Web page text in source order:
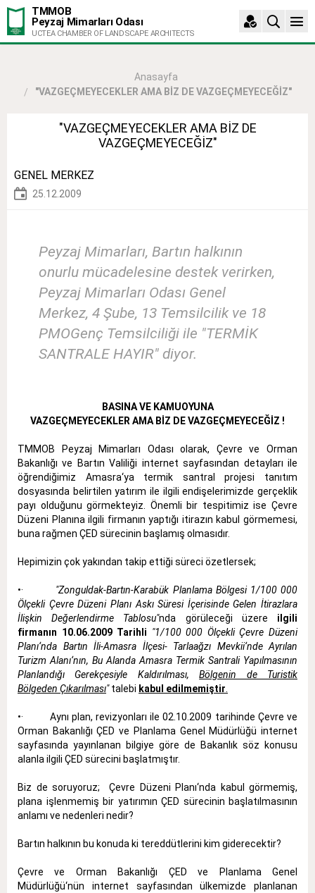
TMMOB
Peyzaj Mimarları Odası
UCTEA CHAMBER OF LANDSCAPE ARCHITECTS
Anasayfa
"VAZGEÇMEYECEKLER AMA BİZ DE VAZGEÇMEYECEĞİZ"
"VAZGEÇMEYECEKLER AMA BİZ DE
VAZGEÇMEYECEĞİZ"
GENEL MERKEZ
25.12.2009
Peyzaj Mimarları, Bartın halkının
onurlu mücadelesine destek verirken,
Peyzaj Mimarları Odası Genel
Merkez, 4 Şube, 13 Temsilcilik ve 18
PMOGenç Temsilciliği ile "TERMİK
SANTRALE HAYIR" diyor.
BASINA VE KAMUOYUNA
VAZGEÇMEYECEKLER AMA BİZ DE VAZGEÇMEYECEĞİZ !
TMMOB Peyzaj Mimarları Odası olarak, Çevre ve Orman
Bakanlığı ve Bartın Valiliği internet sayfasından detayları ile
öğrendiğimiz Amasra‘ya termik santral projesi tanıtım
dosyasında belirtilen yatırım ile ilgili endişelerimizde gerçeklik
payı olduğunu görmekteyiz. Önemli bir tespitimiz ise Çevre
Düzeni Planına ilgili firmanın yaptığı itirazın kabul görmemesi,
buna rağmen ÇED sürecinin başlamış olmasıdır.
Hepimizin çok yakından takip ettiği süreci özetlersek;
•· "Zonguldak-Bartın-Karabük Planlama Bölgesi 1/100 000
Ölçekli Çevre Düzeni Planı Askı Süresi İçerisinde Gelen İtirazlara
İlişkin Değerlendirme Tablosu"nda görüleceği üzere ilgili
firmanın 10.06.2009 Tarihli "1/100 000 Ölçekli Çevre Düzeni
Planı‘nda Bartın İli-Amasra İlçesi- Tarlaağzı Mevkii‘nde Ayrılan
Turizm Alanı‘nın, Bu Alanda Amasra Termik Santrali Yapılmasının
Planlandığı Gerekçesiyle Kaldırılması,Bölgenin de Turistik
Bölgeden Çıkarılması"talebi kabul edilmemiştir.
•· Aynı plan, revizyonları ile 02.10.2009 tarihinde Çevre ve
Orman Bakanlığı ÇED ve Planlama Genel Müdürlüğü internet
sayfasında yayınlanan bilgiye göre de Bakanlık söz konusu
alanla ilgili ÇED sürecini başlatmıştır.
Biz de soruyoruz; Çevre Düzeni Planı‘nda kabul görmemiş,
plana işlenmemiş bir yatırımın ÇED sürecinin başlatılmasının
anlamı ve nedenleri nedir?
Bartın halkının bu konuda ki tereddütlerini kim giderecektir?
Çevre ve Orman Bakanlığı ÇED ve Planlama Genel
Müdürlüğü‘nün internet sayfasından ülkemizde planlanan